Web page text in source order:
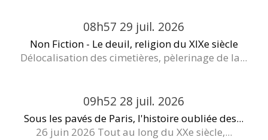
08h57 29 juil. 2026
Non Fiction - Le deuil, religion du XIXe siècle
Délocalisation des cimetières, pèlerinage de la...
09h52 28 juil. 2026
Sous les pavés de Paris, l'histoire oubliée des...
26 juin 2026 Tout au long du XXe siècle,...